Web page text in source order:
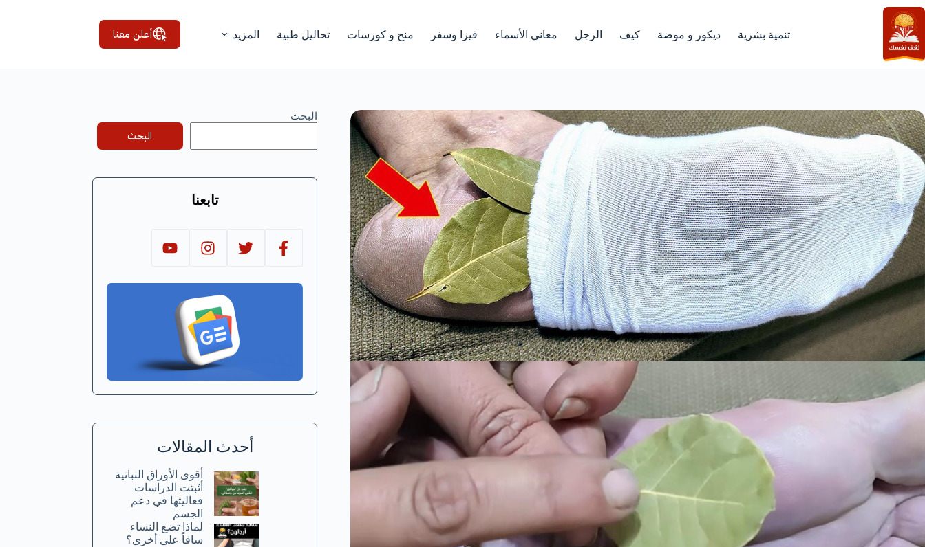
التجاوز
إلى
المحتوى
تنمية بشرية ديكور و موضة كيف الرجل معاني الأسماء فيزا وسفر منح و كورسات تحاليل طبية المزيد أعلن معنا
البحث
البحث
تابعنا
أحدث المقالات
أقوى الأوراق النباتية
أثبتت الدراسات
فعاليتها في دعم
الجسم
لماذا تضع النساء
ساقاً على أخرى؟